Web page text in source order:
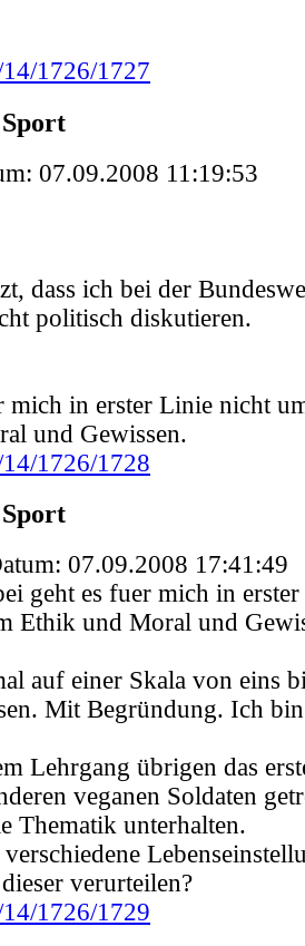
1726/1727
07.09.2008 11:19:53
dass ich bei der
politisch diskutieren.
mich in erster Linie nicht
und Gewissen.
1726/1728
07.09.2008 17:41:49
geht es fuer mich in
Ethik und Moral und
auf einer Skala von eins
Mit Begründung. Ich
Lehrgang übrigen das
veganen Soldaten
Thematik unterhalten.
verurteilen?
1726/1729